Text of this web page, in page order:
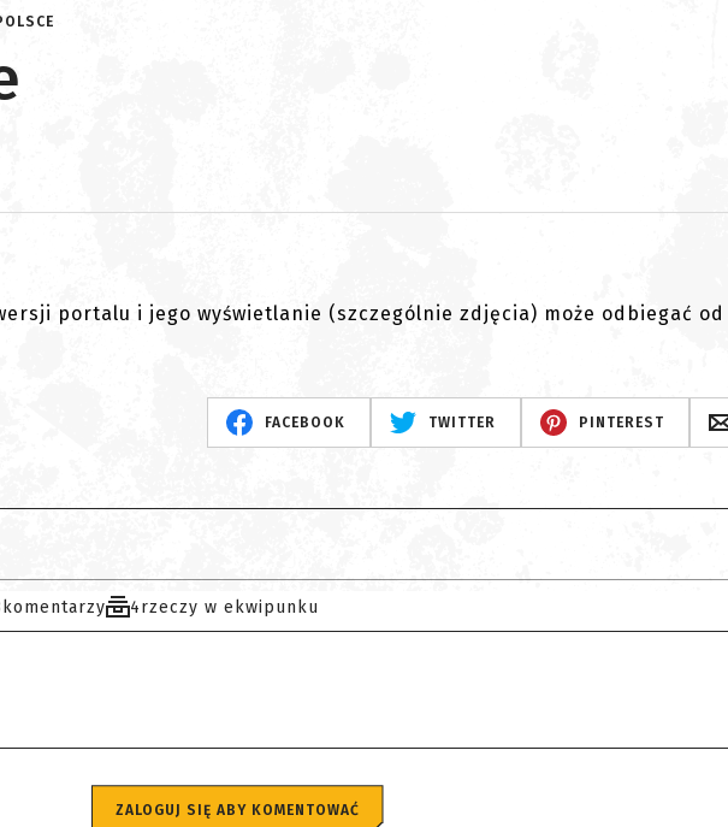
portalu i jego wyświetlanie (szczególnie zdjęcia) może odbiegać od
FACEBOOK TWITTER PINTEREST
komentarzy 4rzeczy w ekwipunku
ZALOGUJ SIĘ ABY KOMENTOWAĆ